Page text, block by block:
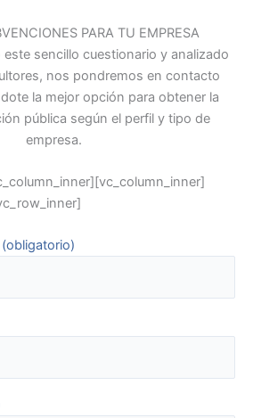
PARA TU EMPRESA
sencillo cuestionario y analizado
nos pondremos en contacto
la mejor opción para obtener la
pública según el perfil y tipo de
empresa.